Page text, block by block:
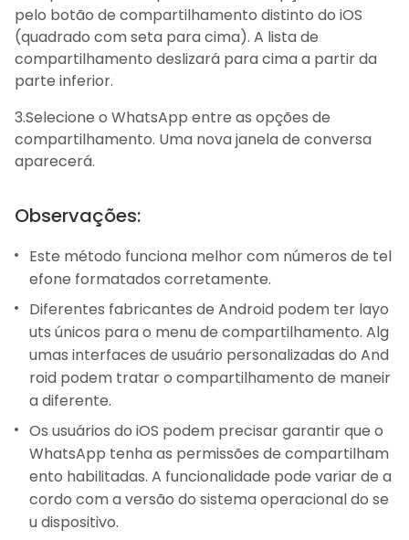
pelo botão de compartilhamento distinto do iOS
(quadrado com seta para cima). A lista de
compartilhamento deslizará para cima a partir da
parte inferior.
3.Selecione o WhatsApp entre as opções de
compartilhamento. Uma nova janela de conversa
aparecerá.
Observações:
Este método funciona melhor com números de tel
efone formatados corretamente.
Diferentes fabricantes de Android podem ter layo
uts únicos para o menu de compartilhamento. Alg
umas interfaces de usuário personalizadas do And
roid podem tratar o compartilhamento de maneir
a diferente.
Os usuários do iOS podem precisar garantir que o
WhatsApp tenha as permissões de compartilham
ento habilitadas. A funcionalidade pode variar de a
cordo com a versão do sistema operacional do se
u dispositivo.